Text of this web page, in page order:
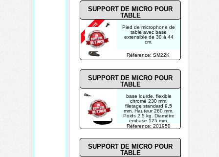
Réference: 201950
base lourde, flexible
chromé 230 mm,
filetage standard 9,5
mm. Hauteur 260 mm.
Poids 2,5 kg. Diamètre
embase 125 mm.
SUPPORT DE MICRO POUR
TABLE
SUPPORT DE MICRO POUR
TABLE
SUPPORT DE MICRO POUR
TABLE
Pied de microphone de
table avec base
extensible de 30 à 44
cm.
Réference: SM22K